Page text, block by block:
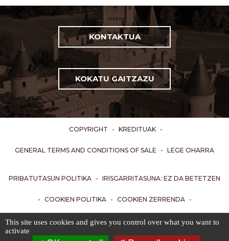
KONTAKTUA
KOKATU GAITZAZU
COPYRIGHT - KREDITUAK -
GENERAL TERMS AND CONDITIONS OF SALE - LEGE OHARRA
PRIBATUTASUN POLITIKA - IRISGARRITASUNA: EZ DA BETETZEN
- COOKIEN POLITIKA - COOKIEN ZERRENDA -
COOKIEN KUDEAKETA
This site uses cookies and gives you control over what you want to
activate